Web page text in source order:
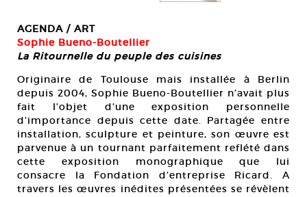
AGENDA / ART
Sophie Bueno-Boutellier
La Ritournelle du peuple des cuisines
Originaire de Toulouse mais installée à Berlin
depuis 2004, Sophie Bueno-Boutellier n’avait plus
fait l’objet d’une exposition personnelle
d’importance depuis cette date. Partagée entre
installation, sculpture et peinture, son œuvre est
parvenue à un tournant parfaitement reflété dans
cette exposition monographique que lui
consacre la Fondation d’entreprise Ricard. A
travers les œuvres inédites présentées se révèlent